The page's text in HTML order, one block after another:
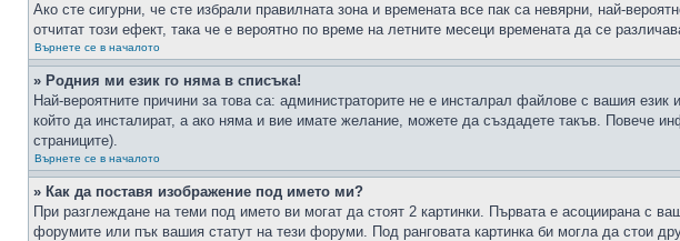
Ако сте сигурни, че сте избрали правилната зона и времената все пак са невярни, най-
отчитат този ефект, така че е вероятно по време на летните месеци времената да се
Върнете се в началото
» Родния ми език го няма в списъка!
Най-вероятните причини за това са: администраторите не е инсталрал файлове с вашия
който да инсталират, а ако няма и вие имате желание, можете да създадете такъв. Повече
страниците).
Върнете се в началото
» Как да поставя изображение под името ми?
При разглеждане на теми под името ви могат да стоят 2 картинки. Първата е асоциирана с
форумите или пък вашия статут на тези форуми. Под ранговата картинка би могла да стои